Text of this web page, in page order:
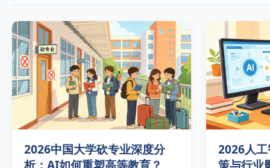
2026中国大学砍专业深度分
析：AI如何重塑高等教育？
2026人
策与行业